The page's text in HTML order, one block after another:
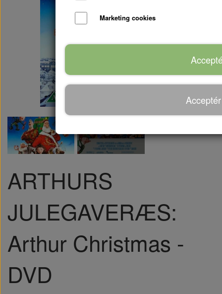
ARTHURS
JULEGAVERÆS:
Arthur Christmas -
DVD
Marketing cookies